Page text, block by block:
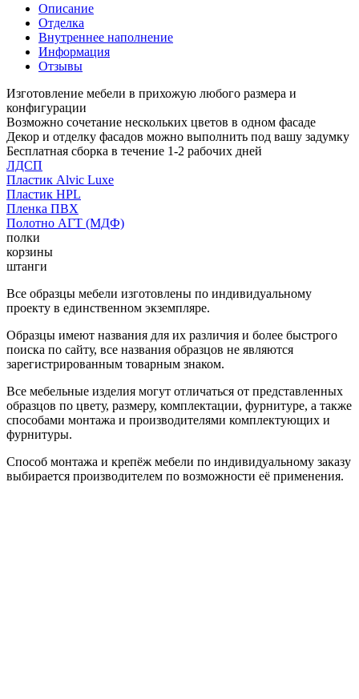
Описание
Отделка
Внутреннее наполнение
Информация
Отзывы
Изготовление мебели в прихожую любого размера и
конфигурации
Возможно сочетание нескольких цветов в одном фасаде
Декор и отделку фасадов можно выполнить под вашу задумку
Бесплатная сборка в течение 1-2 рабочих дней
ЛДСП
Пластик Alvic Luxe
Пластик HPL
Пленка ПВХ
Полотно АГТ (МДФ)
полки
корзины
штанги
Все образцы мебели изготовлены по индивидуальному
проекту в единственном экземпляре.
Образцы имеют названия для их различия и более быстрого
поиска по сайту, все названия образцов не являются
зарегистрированным товарным знаком.
Все мебельные изделия могут отличаться от представленных
образцов по цвету, размеру, комплектации, фурнитуре, а также
способами монтажа и производителями комплектующих и
фурнитуры.
Способ монтажа и крепёж мебели по индивидуальному заказу
выбирается производителем по возможности её применения.